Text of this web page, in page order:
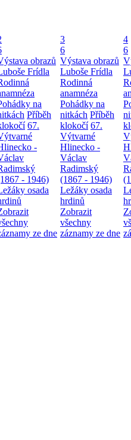
obrazů
Frídla
na
Příběh
67.
-
- 1946)
osada
ze dne
3
6
Výstava obrazů
Luboše Frídla
Rodinná
anamnéza
Pohádky na
nitkách Příběh
klokočí 67.
Výtvarné
Hlinecko -
Václav
Radimský
(1867 - 1946)
Ležáky osada
hrdinů
Zobrazit
všechny
záznamy ze dne
4
6